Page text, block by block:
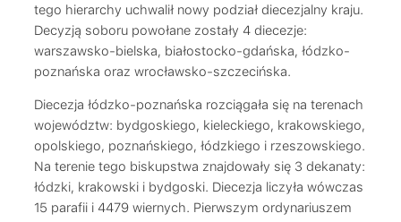
tego hierarchy uchwalił nowy podział diecezjalny kraju.
Decyzją soboru powołane zostały 4 diecezje:
warszawsko-bielska, białostocko-gdańska, łódzko-
poznańska oraz wrocławsko-szczecińska.
Diecezja łódzko-poznańska rozciągała się na terenach
województw: bydgoskiego, kieleckiego, krakowskiego,
opolskiego, poznańskiego, łódzkiego i rzeszowskiego.
Na terenie tego biskupstwa znajdowały się 3 dekanaty:
łódzki, krakowski i bydgoski. Diecezja liczyła wówczas
15 parafii i 4479 wiernych. Pierwszym ordynariuszem